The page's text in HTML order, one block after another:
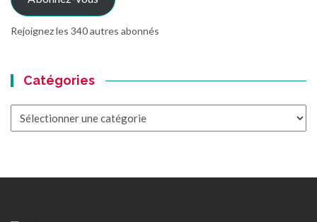
Rejoignez les 340 autres abonnés
Catégories